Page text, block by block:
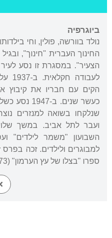
ביוגרפיה
נולד בוורשה, פולין, וחי
החינוך העברית "חינוך",
הצעיר". במסגרת זו נסע
הקים עם חבריו את קיבוץ
כעשר שנים.
ועבר לתל אביב. במשך
השבועון "משמר לילדים"
ספרו "בצלו של עץ הערמון" (1973).